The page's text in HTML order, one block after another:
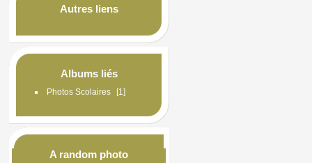
Autres liens
Albums liés
Photos Scolaires 1
A random photo